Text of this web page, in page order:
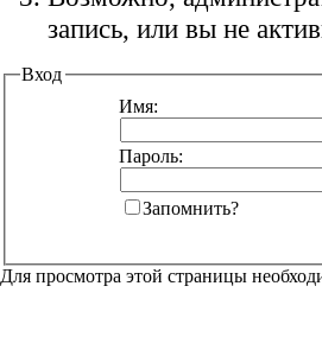
запись, или вы не
Вход
Имя:
Пароль:
Запомнить?
Для просмотра этой страницы